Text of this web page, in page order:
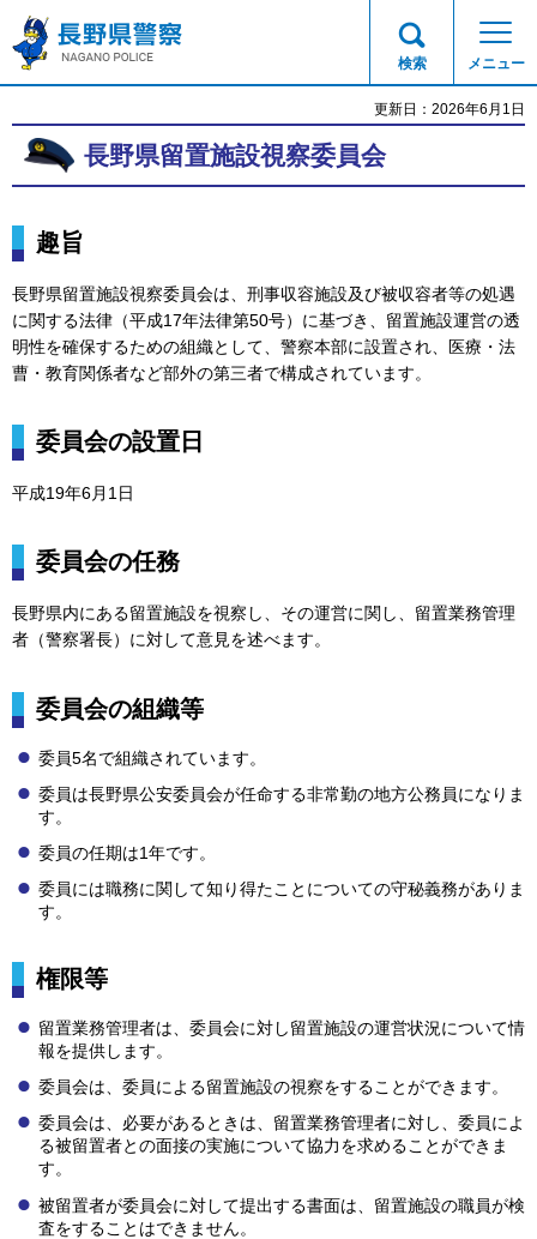
長野県警察
検索 メニュー
更新日：2026年6月1日
長野県留置施設視察委員会
趣旨
長野県留置施設視察委員会は、刑事収容施設及び被収容者等の処遇
に関する法律（平成17年法律第50号）に基づき、留置施設運営の透
明性を確保するための組織として、警察本部に設置され、医療・法
曹・教育関係者など部外の第三者で構成されています。
委員会の設置日
平成19年6月1日
委員会の任務
長野県内にある留置施設を視察し、その運営に関し、留置業務管理
者（警察署長）に対して意見を述べます。
委員会の組織等
委員5名で組織されています。
委員は長野県公安委員会が任命する非常勤の地方公務員になりま
す。
委員の任期は1年です。
委員には職務に関して知り得たことについての守秘義務がありま
す。
権限等
留置業務管理者は、委員会に対し留置施設の運営状況について情
報を提供します。
委員会は、委員による留置施設の視察をすることができます。
委員会は、必要があるときは、留置業務管理者に対し、委員によ
る被留置者との面接の実施について協力を求めることができま
す。
被留置者が委員会に対して提出する書面は、留置施設の職員が検
査をすることはできません。